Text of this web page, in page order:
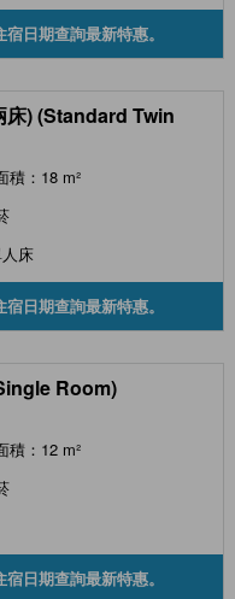
宿日期查詢最新特惠。
床) (Standard Twin
積：18 m²
床
宿日期查詢最新特惠。
Room)
積：12 m²
宿日期查詢最新特惠。